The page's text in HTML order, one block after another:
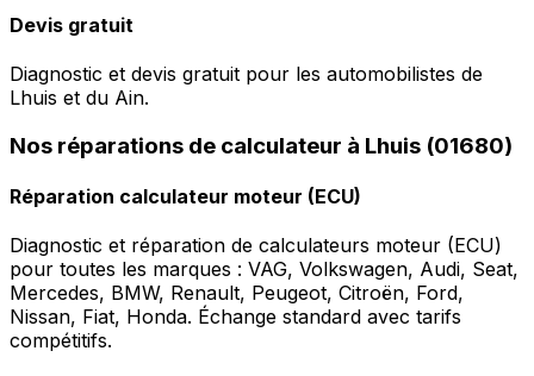
Devis gratuit
Diagnostic et devis gratuit pour les automobilistes de
Lhuis et du Ain.
Nos réparations de calculateur à Lhuis (01680)
Réparation calculateur moteur (ECU)
Diagnostic et réparation de calculateurs moteur (ECU)
pour toutes les marques : VAG, Volkswagen, Audi, Seat,
Mercedes, BMW, Renault, Peugeot, Citroën, Ford,
Nissan, Fiat, Honda. Échange standard avec tarifs
compétitifs.